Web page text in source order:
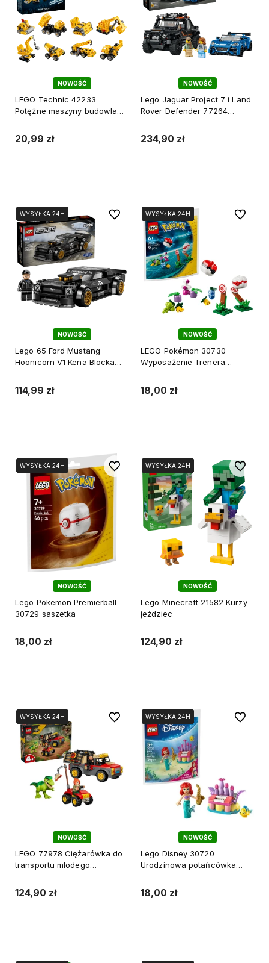
NOWOŚĆ
LEGO Technic 42233
Potężne maszyny budowlane
20,99 zł
NOWOŚĆ
Lego Jaguar Project 7 i Land
Rover Defender 77264
234,90 zł
NOWOŚĆ
WYSYŁKA 24H
WYSYŁKA 24H
Lego 65 Ford Mustang
Hoonicorn V1 Kena Blocka
114,99 zł
Do ulubionych
NOWOŚĆ
WYSYŁKA 24H
WYSYŁKA 24H
WYSYŁKA 24H
LEGO Pokémon 30730
Wyposażenie Trenera
18,00 zł
Do
NOWOŚĆ
WYSYŁKA 24H
WYSYŁKA 24H
WYSYŁKA 24H
Lego Pokemon Premierball
30729 saszetka
18,00 zł
Do ulubionych
NOWOŚĆ
WYSYŁKA 24H
WYSYŁKA 24H
WYSYŁKA 24H
Lego Minecraft 21582 Kurzy
jeździec
124,90 zł
Do
NOWOŚĆ
WYSYŁKA 24H
WYSYŁKA 24H
LEGO 77978 Ciężarówka do
transportu młodego
124,90 zł
Do ulubionych
NOWOŚĆ
WYSYŁKA 24H
WYSYŁKA 24H
WYSYŁKA 24H
Lego Disney 30720
Urodzinowa potańcówka
saszetka
18,00 zł
Do